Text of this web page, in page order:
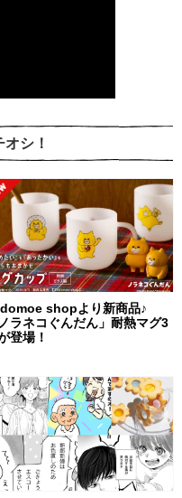
シ！
shopより新商品♪
ノラネコぐんだん」耐熱マグ3
登場！